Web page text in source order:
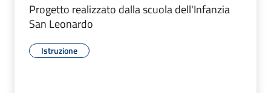
Progetto realizzato dalla scuola dell'Infanzia
San Leonardo
Istruzione